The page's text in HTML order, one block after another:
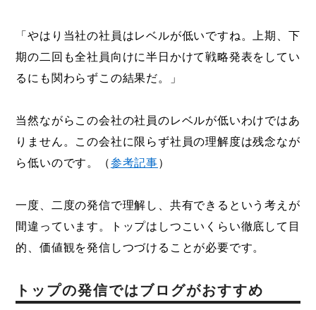
「やはり当社の社員はレベルが低いですね。上期、下
期の二回も全社員向けに半日かけて戦略発表をしてい
るにも関わらずこの結果だ。」
当然ながらこの会社の社員のレベルが低いわけではあ
りません。この会社に限らず社員の理解度は残念なが
ら低いのです。（参考記事）
一度、二度の発信で理解し、共有できるという考えが
間違っています。トップはしつこいくらい徹底して目
的、価値観を発信しつづけることが必要です。
トップの発信ではブログがおすすめ